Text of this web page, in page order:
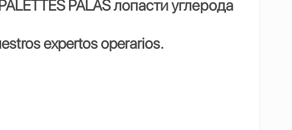
PALASлопасти углерода
expertos operarios.